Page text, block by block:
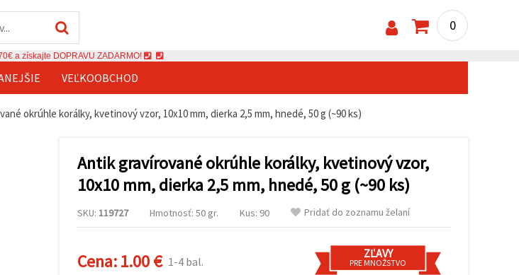
0
a získajte DOPRAVU ZADARMO!
VEĽKOOBCHOD
okrúhle korálky, kvetinový vzor, 10x10 mm, dierka 2,5 mm, hnedé, 50 g (~90 ks)
Antik gravírované okrúhle korálky, kvetinový vzor,
10x10 mm, dierka 2,5 mm, hnedé, 50 g (~90 ks)
SKU: 119727 Hmotnosť: 50 gr. Kus: 90 Pridať do zoznamu želaní
Cena:1.00 € 1-4 bal.
ZĽAVY
PRE MNOŽSTVO